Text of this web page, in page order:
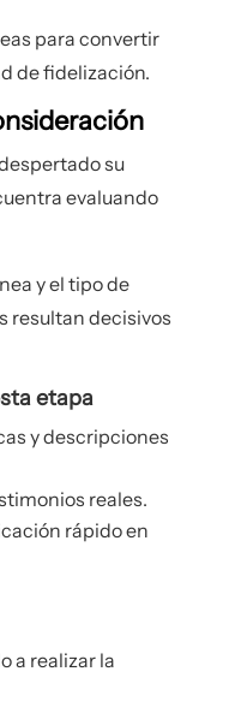
para convertir
de fidelización.
su
evaluando
y el tipo de
resultan decisivos
etapa
y descripciones
reales.
rápido en
a realizar la